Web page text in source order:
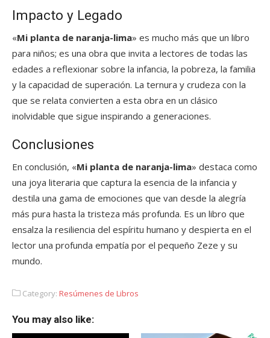
Impacto y Legado
«Mi planta de naranja-lima» es mucho más que un libro
para niños; es una obra que invita a lectores de todas las
edades a reflexionar sobre la infancia, la pobreza, la familia
y la capacidad de superación. La ternura y crudeza con la
que se relata convierten a esta obra en un clásico
inolvidable que sigue inspirando a generaciones.
Conclusiones
En conclusión, «Mi planta de naranja-lima» destaca como
una joya literaria que captura la esencia de la infancia y
destila una gama de emociones que van desde la alegría
más pura hasta la tristeza más profunda. Es un libro que
ensalza la resiliencia del espíritu humano y despierta en el
lector una profunda empatía por el pequeño Zeze y su
mundo.
Category: Resúmenes de Libros
You may also like: